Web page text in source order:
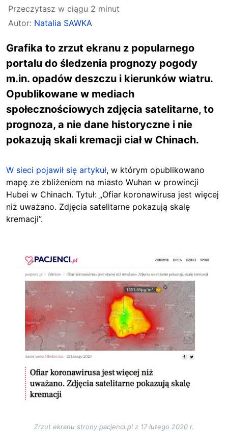
Przeczytasz w ciągu 2 minut
Autor: Natalia SAWKA
Grafika to zrzut ekranu z popularnego
portalu do śledzenia prognozy pogody
m.in. opadów deszczu i kierunków wiatru.
Opublikowane w mediach
społecznościowych zdjęcia satelitarne, to
prognoza, a nie dane historyczne i nie
pokazują skali kremacji ciał w Chinach.
W sieci pojawił się artykuł, w którym opublikowano
mapę ze zbliżeniem na miasto Wuhan w prowincji
Hubei w Chinach. Tytuł: „Ofiar koronawirusa jest więcej
niż uważano. Zdjęcia satelitarne pokazują skalę
kremacji”.
Image
Zrzut ekranu strony pacjenci.pl z 17 lutego 2020 r.